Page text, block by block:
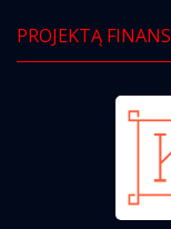
PROJEKTĄ